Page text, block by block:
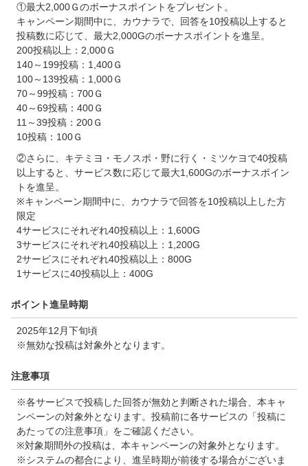
①最大2,000Ｇのボーナスポイントをプレゼント。
キャンペーン期間中に、カウナラで、回答を10投稿以上すると
投稿数に応じて、最大2,000Gのボーナスポイントを進呈。
200投稿以上：2,000Ｇ
140～199投稿：1,400Ｇ
100～139投稿：1,000Ｇ
70～99投稿：700Ｇ
40～69投稿：400Ｇ
11～39投稿：200Ｇ
10投稿：100Ｇ
②さらに、キテミヨ・モノスポ・野に行く・ミツケヨで40投稿
以上すると、サービス数に応じて最大1,600Gのボーナスポイン
トを進呈。
※キャンペーン期間中に、カウナラで回答を10投稿以上した方
限定
4サービスにそれぞれ40投稿以上：1,600G
3サービスにそれぞれ40投稿以上：1,200G
2サービスにそれぞれ40投稿以上：800G
1サービスに40投稿以上：400G
ポイント進呈時期
2025年12月下旬頃
※無効な投稿は対象外となります。
注意事項
※各サービスで投稿した回答が無効と判断された場合、本キャ
ンペーンの対象外となります。投稿前に各サービスの「投稿に
あたっての注意事項」をご確認ください。
※対象期間外の投稿は、本キャンペーンの対象外となります。
※システムの都合により、進呈時期が前後する場合がございま